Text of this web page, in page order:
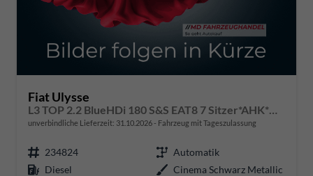
Fiat Ulysse
L3 TOP 2.2 BlueHDi 180 S&S EAT8 7 Sitzer*AHK*Navi*SHZ*Kamera*Keyless*Klimaauto*ACC
unverbindliche Lieferzeit: 31.10.2026 Fahrzeug mit Tageszulassung
234824
Automatik
Diesel
Cinema Schwarz Metallic